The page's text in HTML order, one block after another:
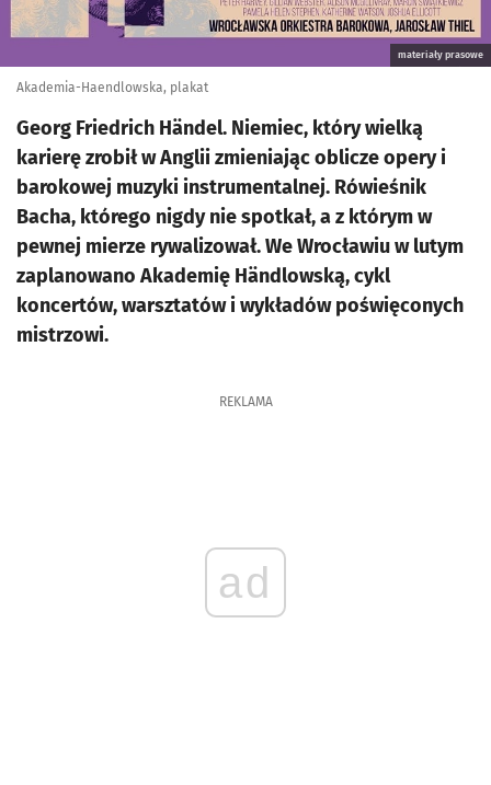
materiały prasowe
Akademia-Haendlowska, plakat
Georg Friedrich Händel. Niemiec, który wielką
karierę zrobił w Anglii zmieniając oblicze opery i
barokowej muzyki instrumentalnej. Rówieśnik
Bacha, którego nigdy nie spotkał, a z którym w
pewnej mierze rywalizował. We Wrocławiu w lutym
zaplanowano Akademię Händlowską, cykl
koncertów, warsztatów i wykładów poświęconych
mistrzowi.
REKLAMA
ad